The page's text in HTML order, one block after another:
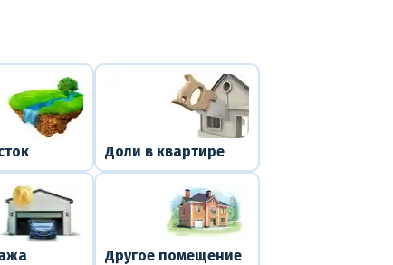
Доли в квартире
Другое помещение